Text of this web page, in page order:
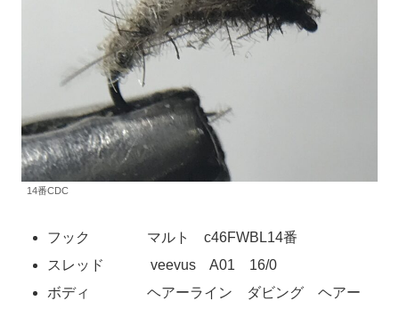
14番CDC
フック マルト c46FWBL14番
スレッド veevus A01 16/0
ボディ ヘアーライン ダビング ヘアー